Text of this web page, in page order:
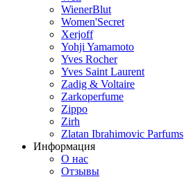
WienerBlut
Women'Secret
Xerjoff
Yohji Yamamoto
Yves Rocher
Yves Saint Laurent
Zadig & Voltaire
Zarkoperfume
Zippo
Zirh
Zlatan Ibrahimovic Parfums
Информация
О нас
Отзывы